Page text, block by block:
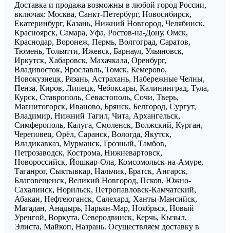
Доставка и продажа возможны в любой город России,
включая: Москва, Санкт-Петербург, Новосибирск,
Екатеринбург, Казань, Нижний Новгород, Челябинск,
Красноярск, Самара, Уфа, Ростов-на-Дону, Омск,
Краснодар, Воронеж, Пермь, Волгоград, Саратов,
Тюмень, Тольятти, Ижевск, Барнаул, Ульяновск,
Иркутск, Хабаровск, Махачкала, Оренбург,
Владивосток, Ярославль, Томск, Кемерово,
Новокузнецк, Рязань, Астрахань, Набережные Челны,
Пенза, Киров, Липецк, Чебоксары, Калининград, Тула,
Курск, Ставрополь, Севастополь, Сочи, Тверь,
Магнитогорск, Иваново, Брянск, Белгород, Сургут,
Владимир, Нижний Тагил, Чита, Архангельск,
Симферополь, Калуга, Смоленск, Волжский, Курган,
Череповец, Орёл, Саранск, Вологда, Якутск,
Владикавказ, Мурманск, Грозный, Тамбов,
Петрозаводск, Кострома, Нижневартовск,
Новороссийск, Йошкар-Ола, Комсомольск-на-Амуре,
Таганрог, Сыктывкар, Нальчик, Братск, Ангарск,
Благовещенск, Великий Новгород, Псков, Южно-
Сахалинск, Норильск, Петропавловск-Камчатский,
Абакан, Нефтеюганск, Салехард, Ханты-Мансийск,
Магадан, Анадырь, Нарьян-Мар, Ноябрьск, Новый
Уренгой, Воркута, Северодвинск, Керчь, Кызыл,
Элиста, Майкоп, Назрань. Осуществляем доставку в